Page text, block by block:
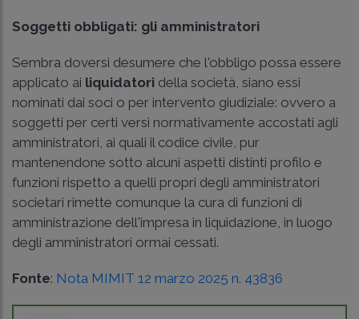
Soggetti obbligati: gli amministratori
Sembra doversi desumere che l'obbligo possa essere
applicato ai liquidatori della società, siano essi
nominati dai soci o per intervento giudiziale: ovvero a
soggetti per certi versi normativamente accostati agli
amministratori, ai quali il codice civile, pur
mantenendone sotto alcuni aspetti distinti profilo e
funzioni rispetto a quelli propri degli amministratori
societari rimette comunque la cura di funzioni di
amministrazione dell'impresa in liquidazione, in luogo
degli amministratori ormai cessati.
Fonte: Nota MIMIT 12 marzo 2025 n. 43836